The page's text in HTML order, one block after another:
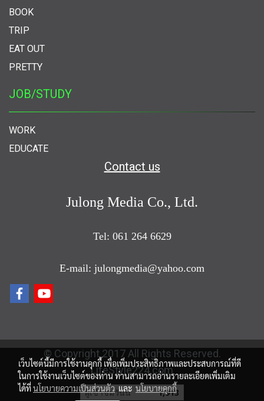
BOOK
TRIP
EAT OUT
PRETTY
JOB/STUDY
WORK
EDUCATE
Contact us
Julong Media Co., Ltd.
Tel: 061 264 6629
E-mail: julongmedia@yahoo.com
© Copyright 2017 All Rights Reserved.
LifeStyle224.com
ผู้เข้าชมวันนี้ 1,913
เว็บไซต์นี้มีการใช้งานคุกกี้ เพื่อเพิ่มประสิทธิภาพและประสบการณ์ที่ดี
ในการใช้งานเว็บไซต์ของท่าน ท่านสามารถอ่านรายละเอียดเพิ่มเติม
ได้ที่นโยบายความเป็นส่วนตัวและนโยบายคุกกี้